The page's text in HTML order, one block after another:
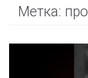
Метка: